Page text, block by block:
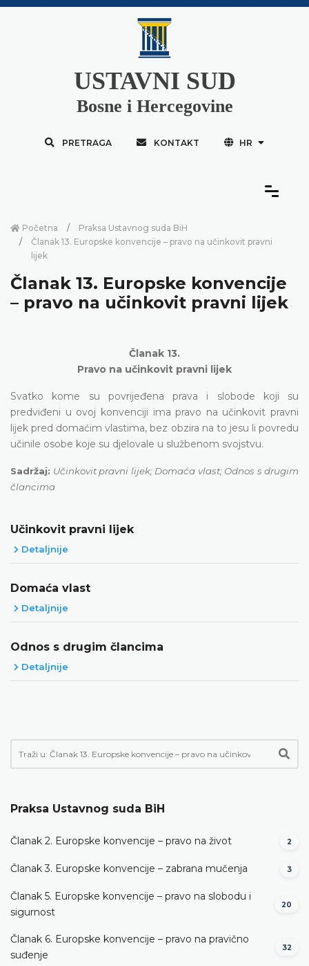
USTAVNI SUD
Bosne i Hercegovine
PRETRAGA KONTAKT HR
Početna
Praksa Ustavnog suda BiH
Članak 13. Europske konvencije – pravo na učinkovit pravni
lijek
Članak 13. Europske konvencije
– pravo na učinkovit pravni lijek
Članak 13.
Pravo na učinkovit pravni lijek
Svatko kome su povrijeđena prava i slobode koji su
predviđeni u ovoj konvenciji ima pravo na učinkovit pravni
lijek pred domaćim vlastima, bez obzira na to jesu li povredu
učinile osobe koje su djelovale u službenom svojstvu.
Sadržaj: Učinkovit pravni lijek; Domaća vlast; Odnos s drugim
člancima
Učinkovit pravni lijek
Detaljnije
Domaća vlast
Detaljnije
Odnos s drugim člancima
Detaljnije
Praksa Ustavnog suda BiH
Članak 2. Europske konvencije – pravo na život 2
Članak 3. Europske konvencije – zabrana mučenja 3
Članak 5. Europske konvencije – pravo na slobodu i
sigurnost
20
Članak 6. Europske konvencije – pravo na pravično
suđenje
32